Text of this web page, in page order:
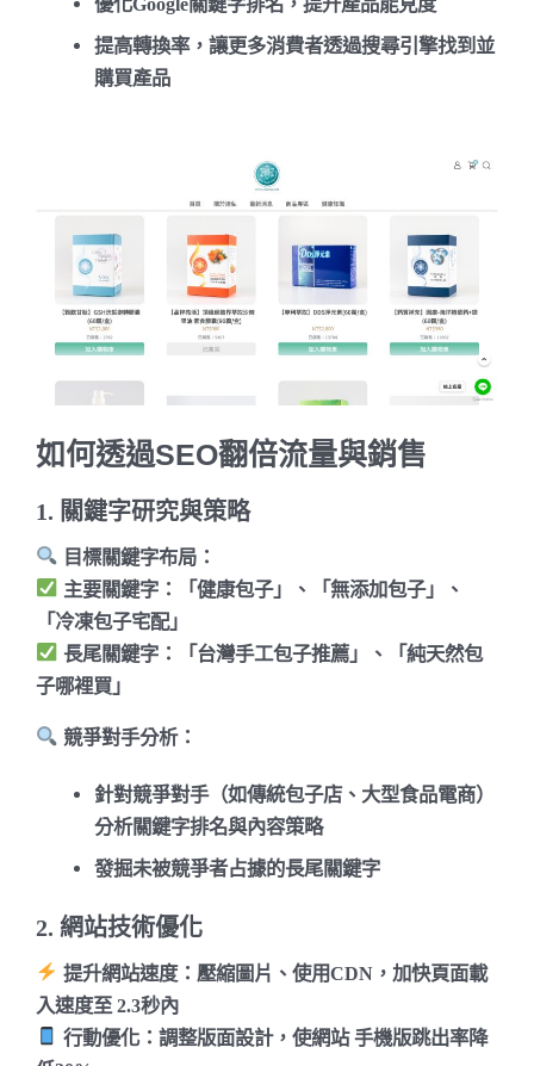
提高轉換率，讓更多消費者透過搜尋引擎找到並
購買產品
如何透過SEO翻倍流量與銷售
1. 關鍵字研究與策略
目標關鍵字布局：
主要關鍵字：「健康包子」、「無添加包子」、
「冷凍包子宅配」
長尾關鍵字：「台灣手工包子推薦」、「純天然包
子哪裡買」
競爭對手分析：
針對競爭對手（如傳統包子店、大型食品電商）
分析關鍵字排名與內容策略
發掘未被競爭者占據的長尾關鍵字
2. 網站技術優化
提升網站速度：壓縮圖片、使用CDN，加快頁面載
入速度至 2.3秒內
行動優化：調整版面設計，使網站手機版跳出率降